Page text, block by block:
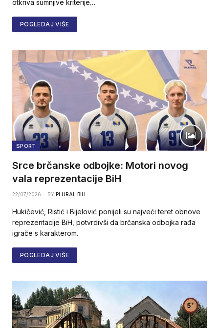
otkriva sumnjive kriterije…
POGLEDAJ VIŠE
SPORT
Srce brčanske odbojke: Motori novog
vala reprezentacije BiH
22/07/2026 BY PLURAL BIH
Hukičević, Ristić i Bijelović ponijeli su najveći teret obnove
reprezentacije BiH, potvrdivši da brčanska odbojka rađa
igrače s karakterom.
POGLEDAJ VIŠE